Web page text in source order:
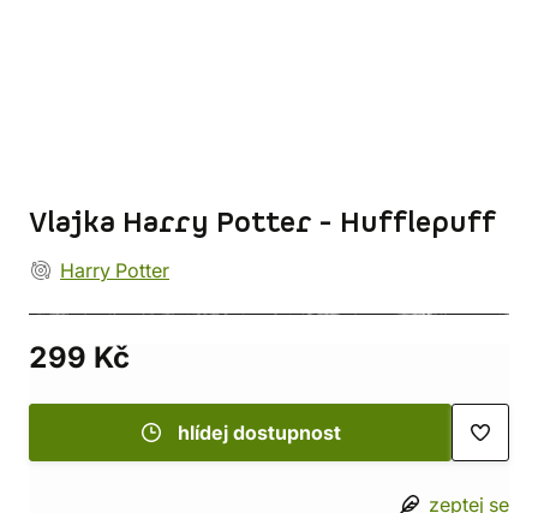
Vlajka Harry Potter - Hufflepuff
Harry Potter
299 Kč
hlídej dostupnost
zeptej se